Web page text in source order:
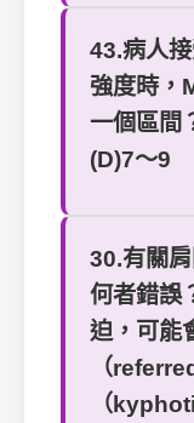
43.病人
強度時，
一個區間
(D)7～9
30.有關
何者錯誤
迫，可能
（
（